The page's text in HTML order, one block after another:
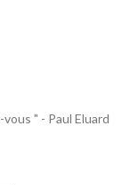
vous " - Paul Eluard